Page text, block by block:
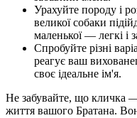
Урахуйте породу і
великої собаки
маленької — легкі і
Спробуйте різні
реагує ваш
своє ідеальне ім'я.
Не забувайте, що кличка
життя вашого Братана.